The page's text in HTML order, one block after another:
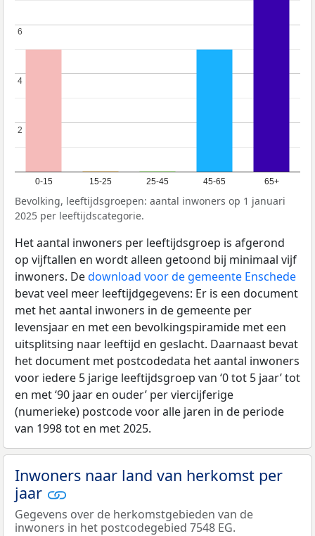
0-15 15-25 25-45 45-65 65+
2
2
4
4
6
6
Bevolking, leeftijdsgroepen: aantal inwoners op 1 januari
2025 per leeftijdscategorie.
Het aantal inwoners per leeftijdsgroep is afgerond
op vijftallen en wordt alleen getoond bij minimaal vijf
inwoners. Dedownload voor de gemeente Enschede
bevat veel meer leeftijdgegevens: Er is een document
met het aantal inwoners in de gemeente per
levensjaar en met een bevolkingspiramide met een
uitsplitsing naar leeftijd en geslacht. Daarnaast bevat
het document met postcodedata het aantal inwoners
voor iedere 5 jarige leeftijdsgroep van ‘0 tot 5 jaar’ tot
en met ‘90 jaar en ouder’ per viercijferige
(numerieke) postcode voor alle jaren in de periode
van 1998 tot en met 2025.
Inwoners naar land van herkomst per
jaar
Gegevens over de herkomstgebieden van de
inwoners in het postcodegebied 7548 EG.